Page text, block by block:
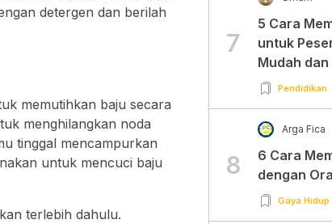
detergen dan berilah
memutihkan baju secara
menghilangkan noda
tinggal mencampurkan
untuk mencuci baju
terlebih dahulu.
7
5 Cara
untuk
Mudah dan
Pendidikan
8
Arga Fica
6 Cara
dengan
Gaya Hidup